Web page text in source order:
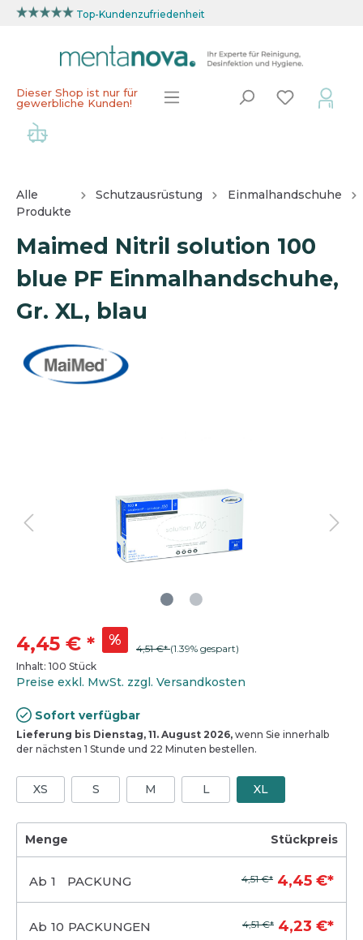
Top-Kundenzufriedenheit
Dieser Shop ist nur für
gewerbliche Kunden!
Alle
Produkte
Schutzausrüstung Einmalhandschuhe
Maimed Nitril solution 100
blue PF Einmalhandschuhe,
Gr. XL, blau
4,45 € * % 4,51 €*(1.39% gespart)
Inhalt: 100 Stück
Preise exkl. MwSt. zzgl. Versandkosten
Sofort verfügbar
Lieferung bis Dienstag, 11. August 2026, wenn Sie innerhalb
der nächsten 1 Stunde und 22 Minuten bestellen.
XS S M L XL
Menge Stückpreis
Ab 1 PACKUNG 4,51 €* 4,45 €*
Ab 10 PACKUNGEN 4,51 €* 4,23 €*